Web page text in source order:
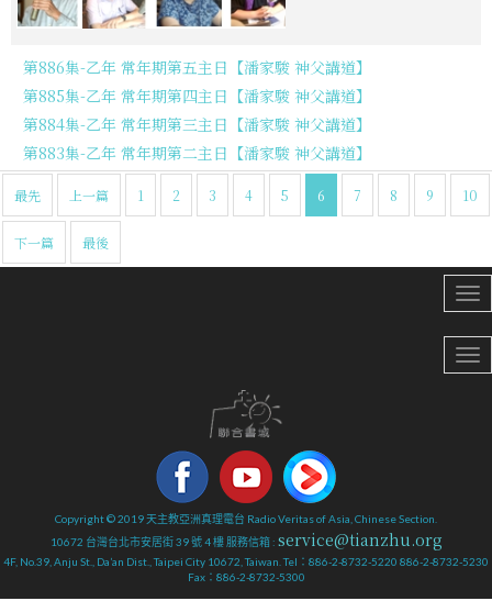
第886集-乙年 常年期第五主日【潘家駿 神父講道】
第885集-乙年 常年期第四主日【潘家駿 神父講道】
第884集-乙年 常年期第三主日【潘家駿 神父講道】
第883集-乙年 常年期第二主日【潘家駿 神父講道】
最先 上一篇 1 2 3 4 5 6 7 8 9 10
下一篇 最後
Copyright © 2019 天主教亞洲真理電台 Radio Veritas of Asia, Chinese Section.
10672 台灣台北市安居街 39 號 4 樓 服務信箱 : service@tianzhu.org
4F, No.39, Anju St., Da’an Dist., Taipei City 10672, Taiwan. Tel：886-2-8732-5220 886-2-8732-5230
Fax：886-2-8732-5300